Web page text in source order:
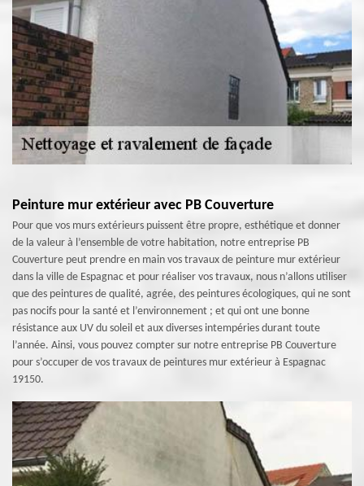
Peinture mur extérieur avec PB Couverture
Pour que vos murs extérieurs puissent être propre, esthétique et donner
de la valeur à l’ensemble de votre habitation, notre entreprise PB
Couverture peut prendre en main vos travaux de peinture mur extérieur
dans la ville de Espagnac et pour réaliser vos travaux, nous n’allons utiliser
que des peintures de qualité, agrée, des peintures écologiques, qui ne sont
pas nocifs pour la santé et l’environnement ; et qui ont une bonne
résistance aux UV du soleil et aux diverses intempéries durant toute
l’année. Ainsi, vous pouvez compter sur notre entreprise PB Couverture
pour s’occuper de vos travaux de peintures mur extérieur à Espagnac
19150.